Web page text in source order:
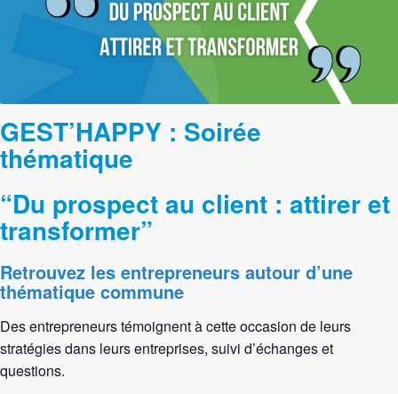
GEST’HAPPY : Soirée
thématique
“Du prospect au client : attirer et
transformer”
Retrouvez les entrepreneurs autour d’une
thématique commune
Des entrepreneurs témoignent à cette occasion de leurs
stratégies dans leurs entreprises, suivi d’échanges et
questions.